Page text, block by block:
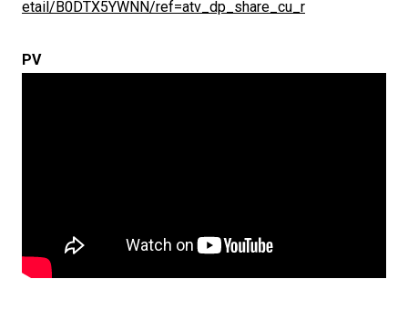
etail/B0DTX5YWNN/ref=atv_dp_share_cu_r
PV